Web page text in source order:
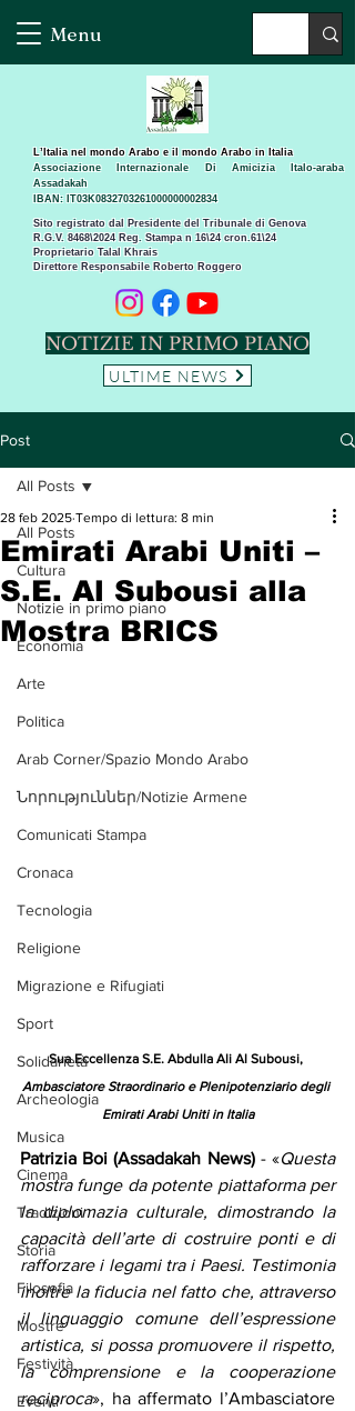
Menu
Sito registrato dal Presidente del Tribunale di Genova
R.G.V. 8468\2024 Reg. Stampa n 16\24 cron.61\24 ​
Proprietario Talal Khrais
Direttore Responsabile Roberto Roggero
L’Italia nel mondo Arabo e il mondo Arabo in Italia
Associazione Internazionale Di Amicizia Italo-araba
Assadakah
IBAN: IT03K0832703261000000002834
NOTIZIE IN PRIMO PIANO
ULTIME NEWS
Post
All Posts
Cultura
Notizie in primo piano
Economia
Arte
Politica
Arab Corner/Spazio Mondo Arabo
Նորություններ/Notizie Armene
Comunicati Stampa
Cronaca
Tecnologia
Religione
Migrazione e Rifugiati
Sport
Solidarietà
Archeologia
Musica
Cinema
Tradizioni
Storia
Filosofia
Mostre
Festività
Eventi
All Posts
Emirati Arabi Uniti –
S.E. Al Subousi alla
Mostra BRICS
28 feb 2025 Tempo di lettura: 8 min
Sua Eccellenza S.E. Abdulla Ali Al Subousi,
Ambasciatore Straordinario e Plenipotenziario degli
Emirati Arabi Uniti in Italia
Patrizia Boi (Assadakah News) - «Questa
mostra funge da potente piattaforma per
la diplomazia culturale, dimostrando la
capacità dell’arte di costruire ponti e di
rafforzare i legami tra i Paesi. Testimonia
inoltre la fiducia nel fatto che, attraverso
il linguaggio comune dell’espressione
artistica, si possa promuovere il rispetto,
la comprensione e la cooperazione
reciproca», ha affermato l’Ambasciatore